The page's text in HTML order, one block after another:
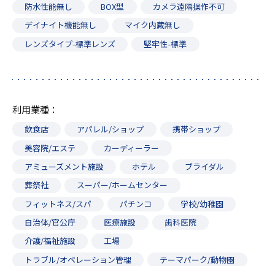
防水性能無し BOX型
カメラ遠隔操作不可
デイナイト機能無し
マイク内蔵無し
レンズタイプ-標準レンズ
堅牢性-標準
利用業種
飲食店 アパレル/ショップ
携帯ショップ
美容院/エステ
カーディーラー
アミューズメント施設
ホテル
ブライダル
葬祭社
スーパー/ホームセンター
フィットネス/スパ
パチンコ
学校/幼稚園
自治体/官公庁
医療施設
歯科医院
介護/福祉施設
工場
トラブル/オペレーション管理
テーマパーク/動物園